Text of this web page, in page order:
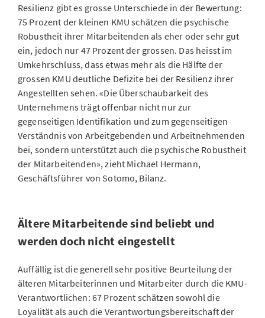
Resilienz gibt es grosse Unterschiede in der Bewertung:
75 Prozent der kleinen KMU schätzen die psychische
Robustheit ihrer Mitarbeitenden als eher oder sehr gut
ein, jedoch nur 47 Prozent der grossen. Das heisst im
Umkehrschluss, dass etwas mehr als die Hälfte der
grossen KMU deutliche Defizite bei der Resilienz ihrer
Angestellten sehen. «Die Überschaubarkeit des
Unternehmens trägt offenbar nicht nur zur
gegenseitigen Identifikation und zum gegenseitigen
Verständnis von Arbeitgebenden und Arbeitnehmenden
bei, sondern unterstützt auch die psychische Robustheit
der Mitarbeitenden», zieht Michael Hermann,
Geschäftsführer von Sotomo, Bilanz.
Ältere Mitarbeitende sind beliebt und
werden doch nicht eingestellt
Auffällig ist die generell sehr positive Beurteilung der
älteren Mitarbeiterinnen und Mitarbeiter durch die KMU-
Verantwortlichen: 67 Prozent schätzen sowohl die
Loyalität als auch die Verantwortungsbereitschaft der